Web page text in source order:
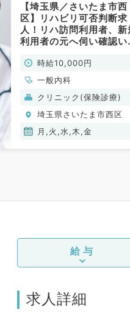
【埼玉県／さいたま市西
区】リハビリ可否判断求
人！リハ訪問利用者、新
利用者の元へ伺い確認い
4時間勤務！（一般内科／
非常勤）
時給10,000円
一般内科
クリニック(保険診療)
埼玉県さいたま市西区
月,火,水,木,金
給与
求人詳細